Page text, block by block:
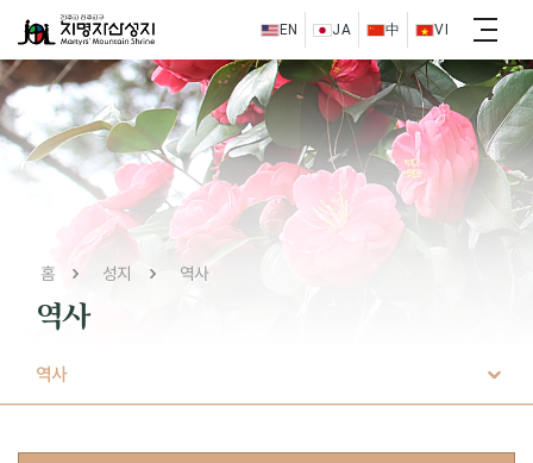
EN JA 中 VI
홈 성지 역사
역사
역사